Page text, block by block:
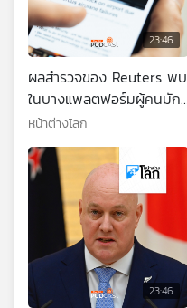
23:46
ผลสำรวจของ Reuters พบ
ในบางแพลตฟอร์มผู้คนมัก
ติดตามข่าวจากคนดัง
มากกว่านักข่าวตัวจริง
หน้าต่างโลก
23:46